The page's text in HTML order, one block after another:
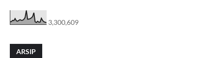
3,300,609
ARSIP